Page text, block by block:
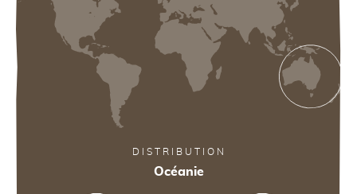
DISTRIBUTION
Océanie